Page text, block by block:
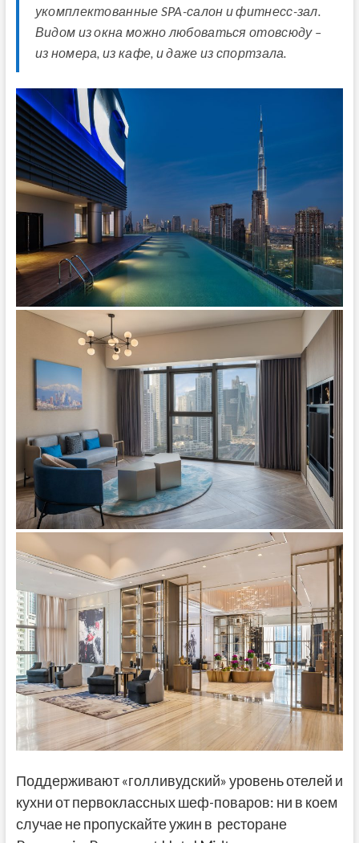
укомплектованные SPA-салон и фитнесс-зал.
Видом из окна можно любоваться отовсюду –
из номера, из кафе, и даже из спортзала.
Поддерживают «голливудский» уровень отелей и
кухни от первоклассных шеф-поваров: ни в коем
случае не пропускайте ужин в ресторане